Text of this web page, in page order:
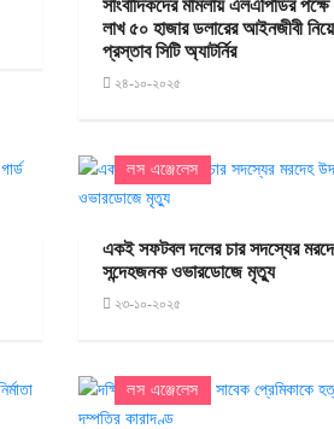
সাংবাদিকদের মামলায় এলএপিডির
লাখ ৫০ হাজার ডলারের আইনজীবী
প্রস্তাব সিটি অ্যাটর্নির
২৪-১০-২০২৫
লস এঞ্জেলেস
একই সফটবল দলের চার সদস্যের
সন্দেহজনক ওভারডোজে মৃত্যু
২৩-১০-২০২৫
লস এঞ্জেলেস